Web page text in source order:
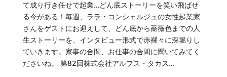
て成り行き任せで起業…どん底ストーリーを笑い飛ばせ
る今がある！毎週、ララ・コンシェルジュの女性起業家
さんをゲストにお迎えして、どん底から薔薇色までの人
生ストーリーを、インタビュー形式で赤裸々に深堀りし
ていきます。家事の合間、お仕事の合間に聞いてみてく
ださいね。 第82回株式会社アルプス・タカス...